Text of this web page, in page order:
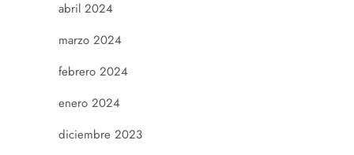
abril 2024
marzo 2024
febrero 2024
enero 2024
diciembre 2023